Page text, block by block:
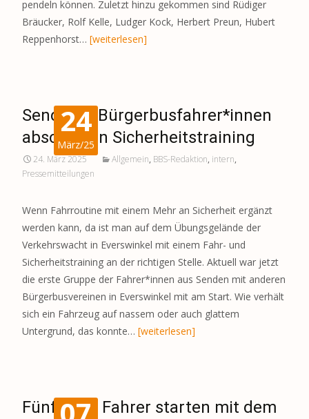
pendeln können. Zuletzt hinzu gekommen sind Rüdiger
Bräucker, Rolf Kelle, Ludger Kock, Herbert Preun, Hubert
Reppenhorst… [weiterlesen]
24
März/25
Sendener Bürgerbusfahrer*innen
absolvieren Sicherheitstraining
24. März 2025 Allgemein, BBS-Redaktion, intern,
Pressemitteilungen
Wenn Fahrroutine mit einem Mehr an Sicherheit ergänzt
werden kann, da ist man auf dem Übungsgelände der
Verkehrswacht in Everswinkel mit einem Fahr- und
Sicherheitstraining an der richtigen Stelle. Aktuell war jetzt
die erste Gruppe der Fahrer*innen aus Senden mit anderen
Bürgerbusvereinen in Everswinkel mit am Start. Wie verhält
sich ein Fahrzeug auf nassem oder auch glattem
Untergrund, das konnte… [weiterlesen]
Fünf neue Fahrer starten mit dem